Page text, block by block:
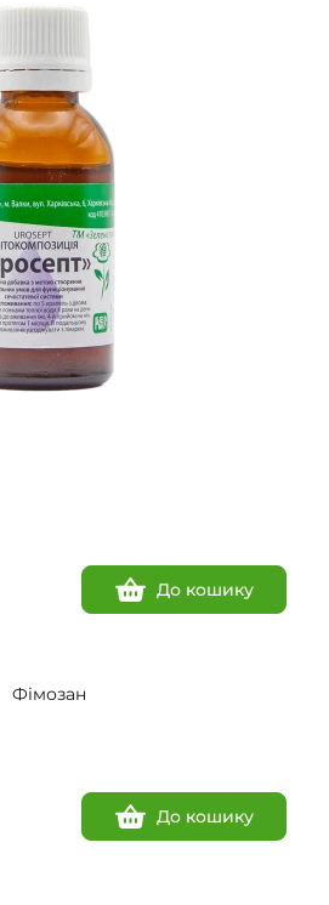
До кошику
До кошику